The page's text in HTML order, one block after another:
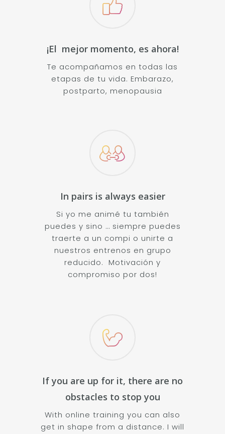
¡El mejor momento, es ahora!
Te acompañamos en todas las
etapas de tu vida. Embarazo,
postparto, menopausia
In pairs is always easier
Si yo me animé tu también
puedes y sino … siempre puedes
traerte a un compi o unirte a
nuestros entrenos en grupo
reducido. Motivación y
compromiso por dos!
If you are up for it, there are no
obstacles to stop you
With online training you can also
get in shape from a distance. I will